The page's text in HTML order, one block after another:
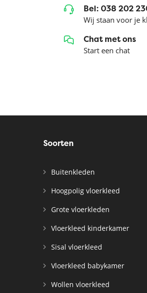
Bel: 038 202
Wij staan voor je
Chat met ons
Start een chat
Soorten
Buitenkleden
Hoogpolig vloerkleed
Grote vloerkleden
Vloerkleed kinderkamer
Sisal vloerkleed
Vloerkleed babykamer
Wollen vloerkleed